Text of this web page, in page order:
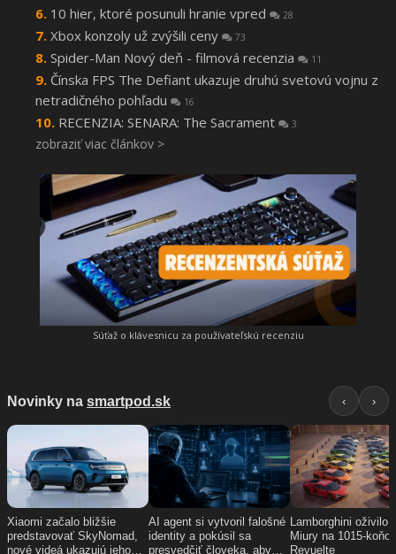
10 hier, ktoré posunuli hranie vpred 28
Xbox konzoly už zvýšili ceny 73
Spider-Man Nový deň - filmová recenzia 11
Čínska FPS The Defiant ukazuje druhú svetovú vojnu z
netradičného pohľadu
16
RECENZIA: SENARA: The Sacrament 3
zobraziť viac článkov >
Súťaž o klávesnicu za používateľskú recenziu